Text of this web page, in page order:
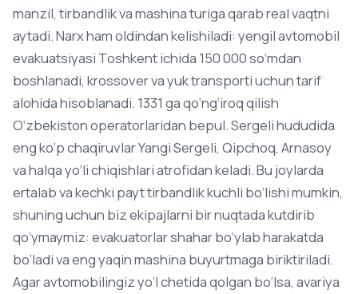
manzil, tirbandlik va mashina turiga qarab real vaqtni
aytadi. Narx ham oldindan kelishiladi: yengil avtomobil
evakuatsiyasi Toshkent ichida 150 000 so‘mdan
boshlanadi, krossover va yuk transporti uchun tarif
alohida hisoblanadi. 1331 ga qo‘ng‘iroq qilish
O‘zbekiston operatorlaridan bepul. Sergeli hududida
eng ko‘p chaqiruvlar Yangi Sergeli, Qipchoq, Arnasoy
va halqa yo‘li chiqishlari atrofidan keladi. Bu joylarda
ertalab va kechki payt tirbandlik kuchli bo‘lishi mumkin,
shuning uchun biz ekipajlarni bir nuqtada kutdirib
qo‘ymaymiz: evakuatorlar shahar bo‘ylab harakatda
bo‘ladi va eng yaqin mashina buyurtmaga biriktiriladi.
Agar avtomobilingiz yo‘l chetida qolgan bo‘lsa, avariya